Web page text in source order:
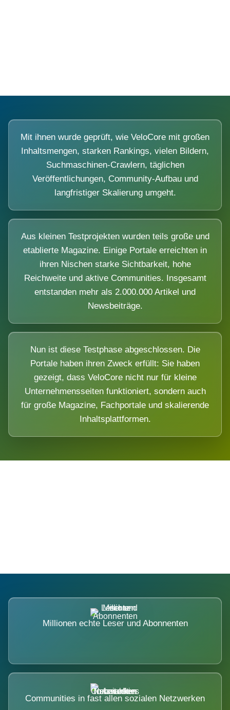
Mit ihnen wurde geprüft, wie VeloCore mit großen
Inhaltsmengen, starken Rankings, vielen Bildern,
Suchmaschinen-Crawlern, täglichen
Veröffentlichungen, Community-Aufbau und
langfristiger Skalierung umgeht.
Aus kleinen Testprojekten wurden teils große und
etablierte Magazine. Einige Portale erreichten in
ihren Nischen starke Sichtbarkeit, hohe
Reichweite und aktive Communities. Insgesamt
entstanden mehr als 2.000.000 Artikel und
Newsbeiträge.
Nun ist diese Testphase abgeschlossen. Die
Portale haben ihren Zweck erfüllt: Sie haben
gezeigt, dass VeloCore nicht nur für kleine
Unternehmensseiten funktioniert, sondern auch
für große Magazine, Fachportale und skalierende
Inhaltsplattformen.
Millionen echte Leser und Abonnenten
Communities in fast allen sozialen Netzwerken